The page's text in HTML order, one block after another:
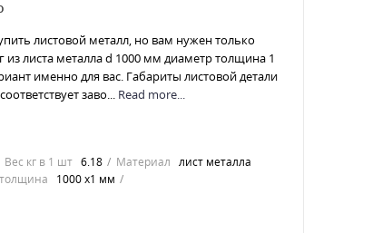
листовой металл, но вам нужен только
из листа металла d 1000 мм диаметр толщина 1
именно для вас. Габариты листовой детали
заво... Read more...
Вес кг в 1 шт 6.18 Материал лист металла
1000 х1 мм